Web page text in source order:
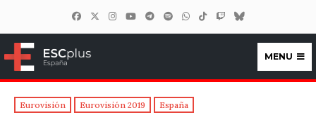
ESCplus España
MENU
Eurovisión Eurovisión 2019 España